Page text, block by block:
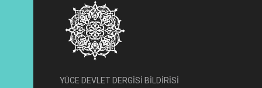
YÜCE DEVLET DERGİSİ BİLDİRİSİ